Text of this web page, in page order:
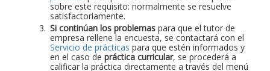
sobre este requisito: normalmente se resuelve
satisfactoriamente.
Si continúan los problemas para que el tutor de
empresa rellene la encuesta, se contactará con el
Servicio de prácticas para que estén informados y
en el caso de práctica curricular, se procederá a
calificar la práctica directamente a través del menú